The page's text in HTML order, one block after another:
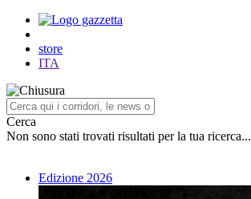
store
ITA
Cerca
Non sono stati trovati risultati per la tua ricerca...
Edizione 2026